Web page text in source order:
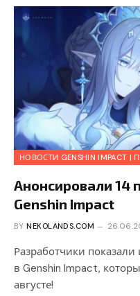
НОВОСТИ GENSHIN
Анонсировали 14
Genshin Impact
BY NEKOLANDS.COM
Разработчики
в Genshin Impact,
августе!